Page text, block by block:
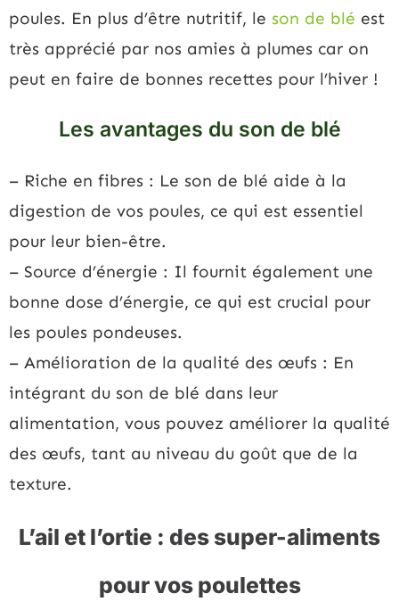
poules. En plus d’être nutritif, le son de blé est
très apprécié par nos amies à plumes car on
peut en faire de bonnes recettes pour l’hiver !
Les avantages du son de blé
– Riche en fibres : Le son de blé aide à la
digestion de vos poules, ce qui est essentiel
pour leur bien-être.
– Source d’énergie : Il fournit également une
bonne dose d’énergie, ce qui est crucial pour
les poules pondeuses.
– Amélioration de la qualité des œufs : En
intégrant du son de blé dans leur
alimentation, vous pouvez améliorer la qualité
des œufs, tant au niveau du goût que de la
texture.
L’ail et l’ortie : des super-aliments
pour vos poulettes